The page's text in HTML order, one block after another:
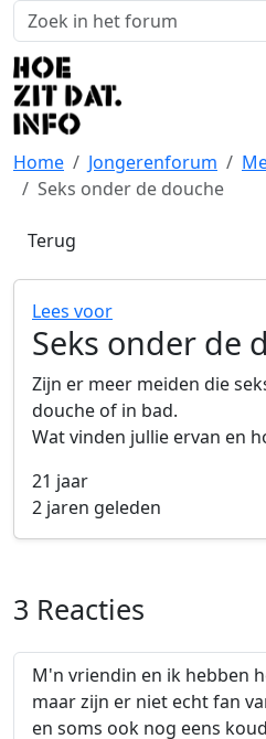
Skip to content
Home(Externe link)
Jongerenforum
Seks onder de douche
Terug
Lees voor(Externe link)
Seks onder de
Zijn er meer meiden die
douche of in bad.
Wat vinden jullie ervan en
21 jaar
2 jaren geleden
3 Reacties
M'n vriendin en ik hebben
maar zijn er niet echt fan
en soms ook nog eens